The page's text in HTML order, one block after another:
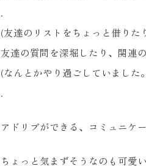
.
(友達のリストをちょっと借りた
友達の質問を深堀したり、関連
(なんとかやり過ごしていました
.
アドリブができる、コミュニケ
ちょっと気まずそうなのも可愛